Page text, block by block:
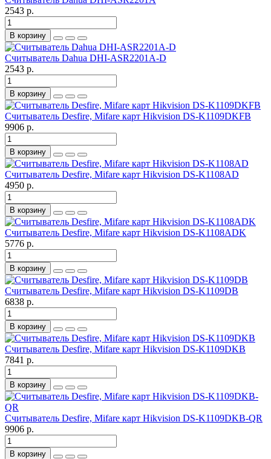
2543 р.
В корзину
Считыватель Dahua DHI-ASR2201A-D
2543 р.
В корзину
Считыватель Desfire, Mifare карт Hikvision DS-K1109DKFB
9906 р.
В корзину
Считыватель Desfire, Mifare карт Hikvision DS-K1108AD
4950 р.
В корзину
Считыватель Desfire, Mifare карт Hikvision DS-K1108ADK
5776 р.
В корзину
Считыватель Desfire, Mifare карт Hikvision DS-K1109DB
6838 р.
В корзину
Считыватель Desfire, Mifare карт Hikvision DS-K1109DKB
7841 р.
В корзину
Считыватель Desfire, Mifare карт Hikvision DS-K1109DKB-QR
9906 р.
В корзину